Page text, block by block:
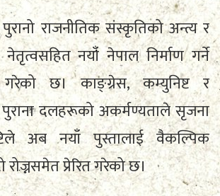
राजनीतिक संस्कृतिको अन्त्य र
नयाँ नेपाल निर्माण गर्ने
छ। काङ्ग्रेस, कम्युनिष्ट र
दलहरूको अकर्मण्यताले सृजना
अब नयाँ पुस्तालाई वैकल्पिक
रोज्नसमेत प्रेरित गरेको छ।